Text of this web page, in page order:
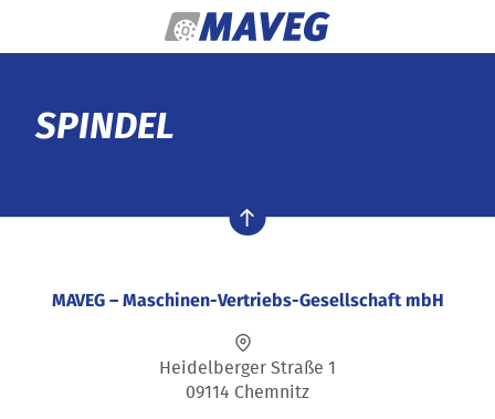
SPINDEL
nach oben
MAVEG – Maschinen-Vertriebs-Gesellschaft mbH
Heidelberger Straße 1
09114 Chemnitz